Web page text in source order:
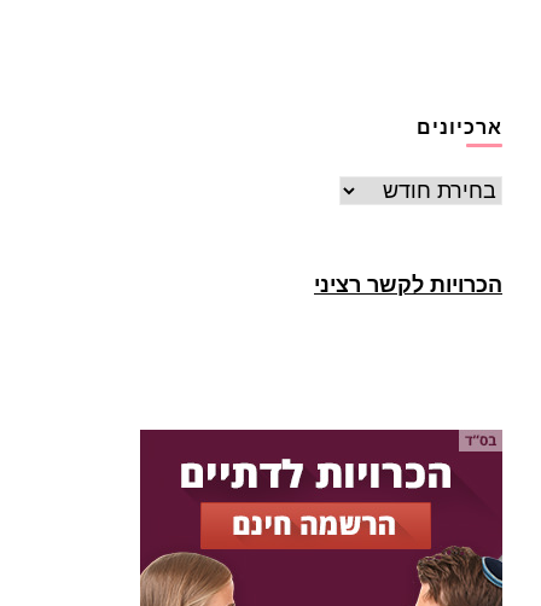
ארכיונים
ארכיונים
הכרויות לקשר רציני